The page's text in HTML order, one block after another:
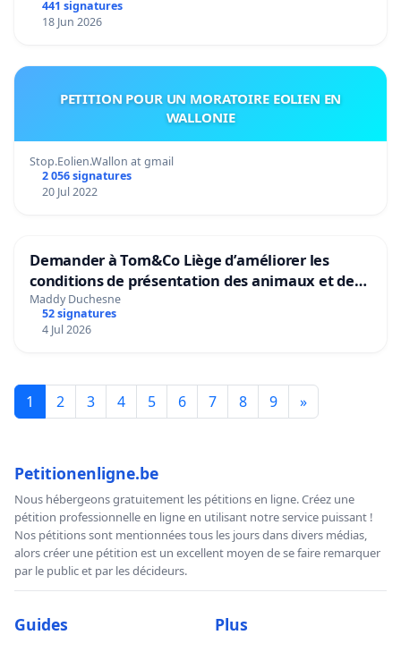
441 signatures
18 Jun 2026
PETITION POUR UN MORATOIRE EOLIEN EN
WALLONIE
Stop.Eolien.Wallon at gmail
2 056 signatures
20 Jul 2022
Demander à Tom&Co Liège d’améliorer les
conditions de présentation des animaux et de
mettre fin à la vente d’animaux en magasin
Maddy Duchesne
52 signatures
4 Jul 2026
1 2 3 4 5 6 7 8 9 »
Petitionenligne.be
Nous hébergeons gratuitement les pétitions en ligne. Créez une
pétition professionnelle en ligne en utilisant notre service puissant !
Nos pétitions sont mentionnées tous les jours dans divers médias,
alors créer une pétition est un excellent moyen de se faire remarquer
par le public et par les décideurs.
Guides Plus